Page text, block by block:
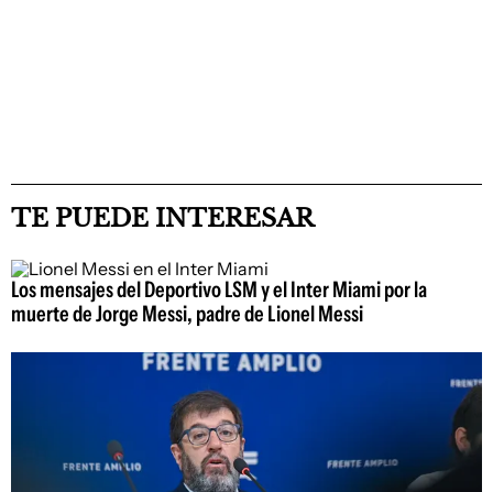
TE PUEDE INTERESAR
Los mensajes del Deportivo LSM y el Inter Miami por la
muerte de Jorge Messi, padre de Lionel Messi